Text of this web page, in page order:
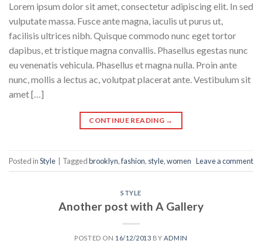
Lorem ipsum dolor sit amet, consectetur adipiscing elit. In sed
vulputate massa. Fusce ante magna, iaculis ut purus ut,
facilisis ultrices nibh. Quisque commodo nunc eget tortor
dapibus, et tristique magna convallis. Phasellus egestas nunc
eu venenatis vehicula. Phasellus et magna nulla. Proin ante
nunc, mollis a lectus ac, volutpat placerat ante. Vestibulum sit
amet […]
CONTINUE READING →
Posted inStyle Taggedbrooklyn,fashion, style,women Leave a comment
STYLE
Another post with A Gallery
POSTED ON 16/12/2013 BY ADMIN